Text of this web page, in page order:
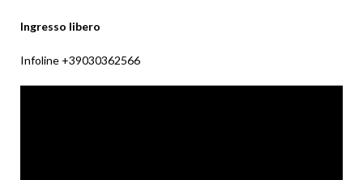
Ingresso libero
Infoline +39030362566